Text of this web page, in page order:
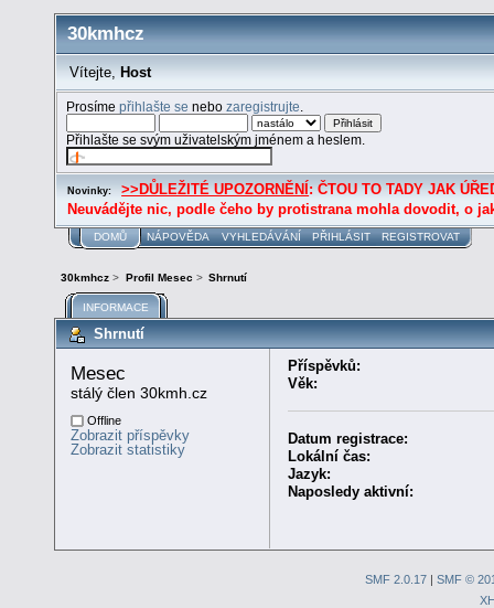
30kmhcz
Vítejte, Host
Prosímepřihlašte se nebozaregistrujte
Přihlašte se svým uživatelským jménem a heslem.
Novinky: >>DŮLEŽITÉ UPOZORNĚNÍ : ČTOU TO TADY JAK
Neuvádějte nic, podle čeho by protistrana mohla dovodit, o
DOMŮ NÁPOVĚDA VYHLEDÁVÁNÍ PŘIHLÁSIT REGISTROVAT
30kmhcz > Profil Mesec > Shrnutí
INFORMACE
Shrnutí
Mesec
stálý člen 30kmh.cz
Offline
Zobrazit příspěvky
Zobrazit statistiky
Příspěvků:
Věk:
Datum registrace:
Lokální čas:
Jazyk:
Naposledy aktivní:
SMF 2.0.17| SMF ©